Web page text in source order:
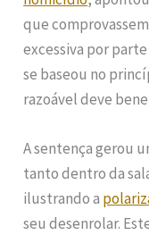
que
excessiva por
se baseou no
razoável deve
A sentença gerou
tanto dentro da
ilustrando a
seu desenrolar.